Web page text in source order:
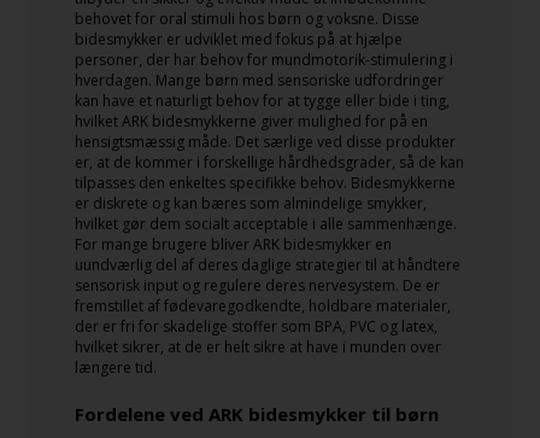
behovet for oral stimuli hos børn og voksne. Disse
bidesmykker er udviklet med fokus på at hjælpe
personer, der har behov for mundmotorik-stimulering i
hverdagen. Mange børn med sensoriske udfordringer
kan have et naturligt behov for at tygge eller bide i ting,
hvilket ARK bidesmykkerne giver mulighed for på en
hensigtsmæssig måde. Det særlige ved disse produkter
er, at de kommer i forskellige hårdhedsgrader, så de kan
tilpasses den enkeltes specifikke behov. Bidesmykkerne
er diskrete og kan bæres som almindelige smykker,
hvilket gør dem socialt acceptable i alle sammenhænge.
For mange brugere bliver ARK bidesmykker en
uundværlig del af deres daglige strategier til at håndtere
sensorisk input og regulere deres nervesystem. De er
fremstillet af fødevaregodkendte, holdbare materialer,
der er fri for skadelige stoffer som BPA, PVC og latex,
hvilket sikrer, at de er helt sikre at have i munden over
længere tid.
Fordelene ved ARK bidesmykker til børn